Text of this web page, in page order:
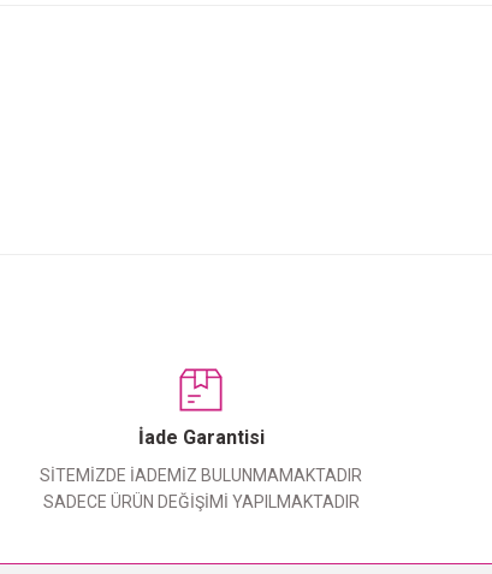
Yorum Yaz
İade Garantisi
SİTEMİZDE İADEMİZ BULUNMAMAKTADIR
SADECE ÜRÜN DEĞİŞİMİ YAPILMAKTADIR